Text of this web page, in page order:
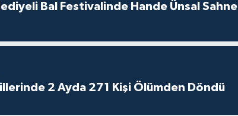
Bal Festivalinde Hande Ünsal Sahne
2 Ayda 271 Kişi Ölümden Döndü